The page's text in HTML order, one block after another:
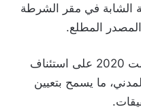
الشابة في مقر الشرطة
المطلع.
وحصلت المدعية في منتصف غشت 2020 على استئناف
ما يسمح بتعيين